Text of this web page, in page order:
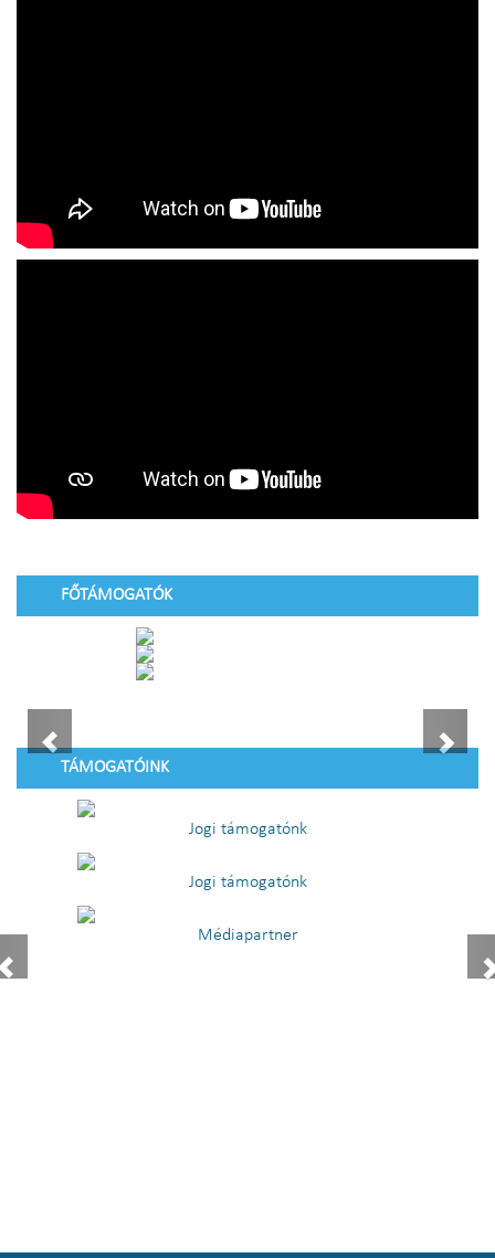
FŐTÁMOGATÓK
TÁMOGATÓINK
Jogi támogatónk
Jogi támogatónk
Médiapartner